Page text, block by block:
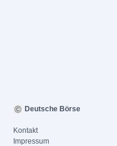
Deutsche Börse
Kontakt
Impressum